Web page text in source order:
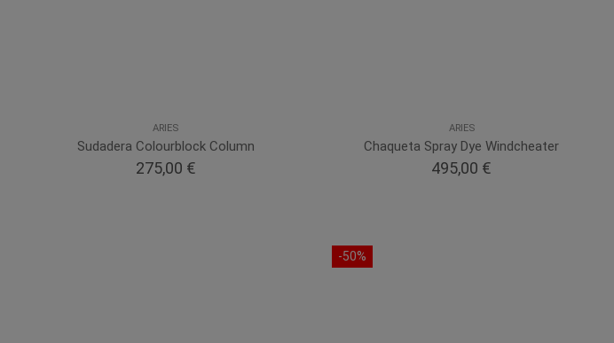
ARIES
Sudadera Colourblock Column
275,00 €
ARIES
Chaqueta Spray Dye Windcheater
495,00 €
-50%